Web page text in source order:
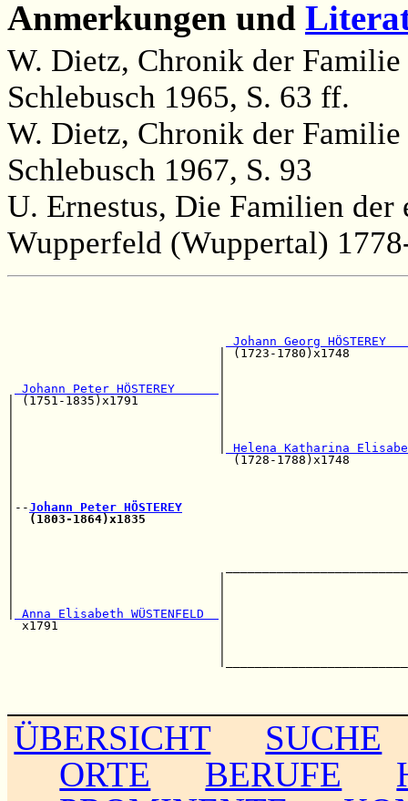
Anmerkungen und
W. Dietz, Chronik der
Schlebusch 1965, S. 63 ff.
W. Dietz, Chronik der
Schlebusch 1967, S. 93
U. Ernestus, Die Familien
Wupperfeld (Wuppertal)
Johann Georg
| (1723-
Johann Peter HÖSTEREY
| (1751-
Helena Katharina
|                              (1728-
|--Johann Peter HÖSTEREY
(1803-1864)x1835
Anna Elisabeth WÜSTENFELD
x1791                      |
ÜBERSICHT
SUCHE
ORTE
BERUFE